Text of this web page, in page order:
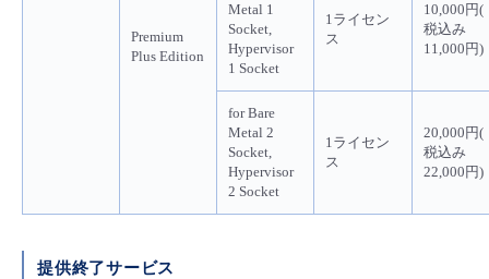
Premium
Plus Edition
Metal 1
Socket,
Hypervisor
1 Socket
1ライセン
ス
10,000円(
税込み
11,000円)
for Bare
Metal 2
Socket,
Hypervisor
2 Socket
1ライセン
ス
20,000円(
税込み
22,000円)
提供終了サービス